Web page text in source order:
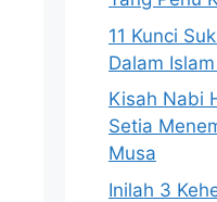
11 Kunci
Dalam
Kisah Nabi
Setia
Musa
Inilah 3